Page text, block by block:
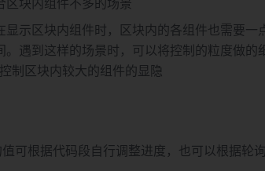
示区块内组件时，区块内的各组件也需要一
。遇到这样的场景时，可以将控制的粒度做的
制区块内较大的组件的显隐
可根据代码段自行调整进度，也可以根据轮